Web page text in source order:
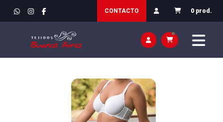
CONTACTO 0 prod.